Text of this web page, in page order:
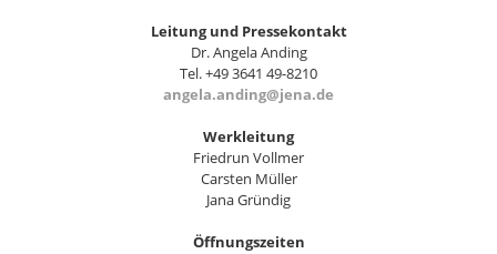
Leitung und Pressekontakt
Dr. Angela Anding
Tel. +49 3641 49-8210
angela.anding@jena.de
Werkleitung
Friedrun Vollmer
Carsten Müller
Jana Gründig
Öffnungszeiten